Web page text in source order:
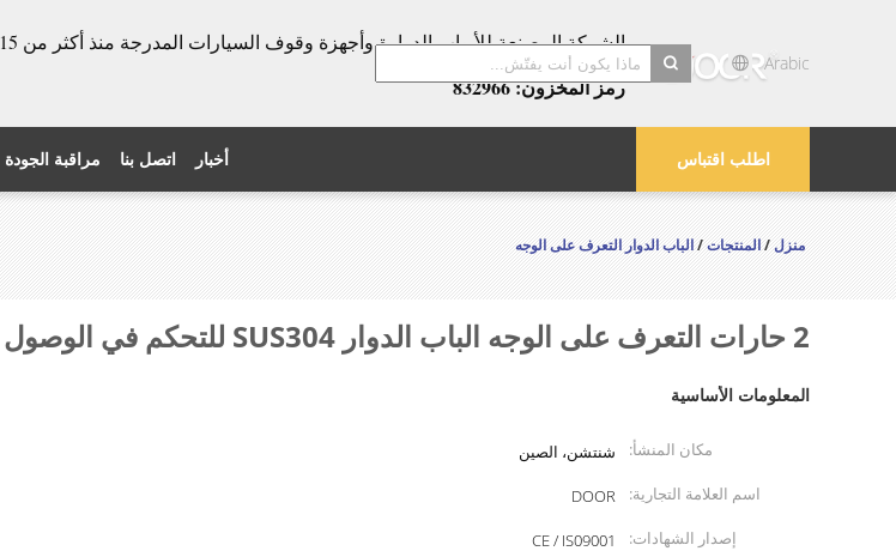
الشركة المصنعة للأبواب الدوارة وأجهزة وقوف السيارات المدرجة منذ أكثر من 15
عامًا!
رمز المخزون: 832966
Arabic
اطلب اقتباس مراقبة الجودة اتصل بنا أخبار
منزل/المنتجات/الباب الدوار التعرف على الوجه
2 حارات التعرف على الوجه الباب الدوار SUS304 للتحكم في الوصول
المعلومات الأساسية
مكان المنشأ:
شنتشن، الصين
اسم العلامة التجارية:
DOOR
إصدار الشهادات:
CE / IS09001